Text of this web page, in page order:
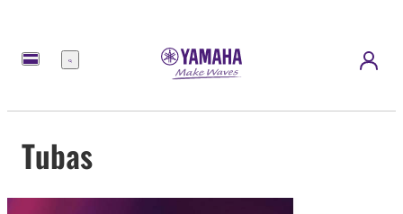
Menu
Tubas